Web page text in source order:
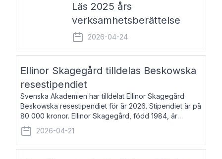
Läs 2025 års
verksamhetsberättelse
2026-04-24
Ellinor Skagegård tilldelas Beskowska
resestipendiet
Svenska Akademien har tilldelat Ellinor Skagegård
Beskowska resestipendiet för år 2026. Stipendiet är på
80 000 kronor. Ellinor Skagegård, född 1984, är
författare, journalist och musiker. Hon skriver
återkommande för Svenska Dagbladet, Ups
2026-04-21